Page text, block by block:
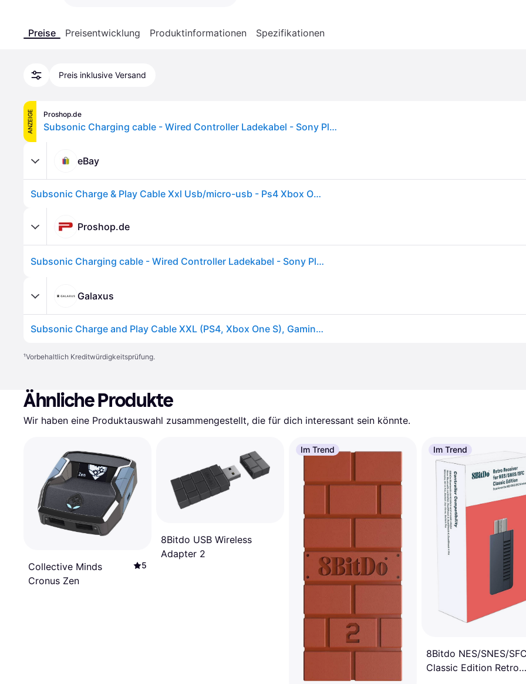
Preise Preisentwicklung Produktinformationen Spezifikationen
Preis inklusive Versand
ANZEIGE Proshop.de
Subsonic Charging cable - Wired Controller Ladekabel - Sony PlayStation 4
eBay
Subsonic Charge & Play Cable Xxl Usb/micro-usb - Ps4 Xbox One 4m - Playstation
Proshop.de
Subsonic Charging cable - Wired Controller Ladekabel - Sony PlayStation 4
Galaxus
Subsonic Charge and Play Cable XXL (PS4, Xbox One S), Gaming Controller Zubehör, Schwarz
¹Vorbehaltlich Kreditwürdigkeitsprüfung.
Ähnliche Produkte
Wir haben eine Produktauswahl zusammengestellt, die für dich interessant sein könnte.
Collective Minds
Cronus Zen
5
8Bitdo USB Wireless
Adapter 2
Im Trend Im Trend
8Bitdo NES/SNES/
Classic Edition Retro